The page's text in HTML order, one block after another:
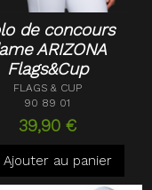
de concours
ARIZONA
Flags&Cup
FLAGS & CUP
90 89 01
39,90 €
Ajouter au panier